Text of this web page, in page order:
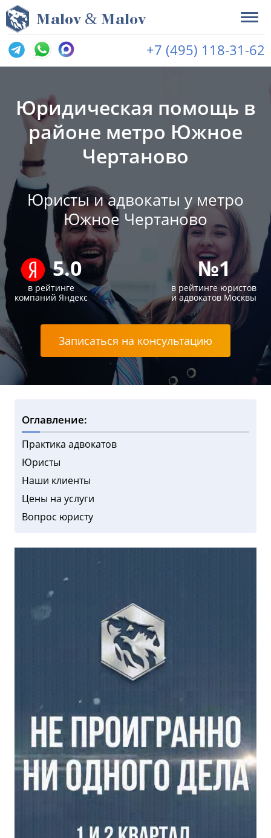
Malov & Malov
+7 (495) 118-31-62
Юридическая помощь в
районе метро Южное
Чертаново
Юристы и адвокаты у метро
Южное Чертаново
5.0
в рейтинге
компаний Яндекс
№1
в рейтинге юристов
и адвокатов Москвы
Записаться на консультацию
Оглавление:
Практика адвокатов
Юристы
Наши клиенты
Цены на услуги
Вопрос юристу